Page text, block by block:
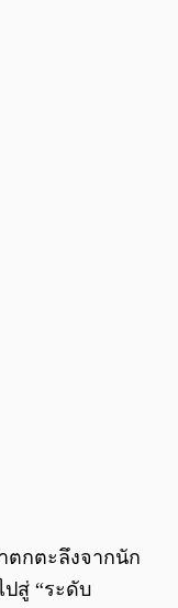
/0:00
ตกตะลึงจากนัก
สู่ “ระดับ